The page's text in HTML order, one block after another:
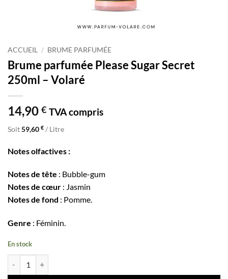
ACCUEIL / BRUME PARFUMÉE
Brume parfumée Please Sugar Secret
250ml – Volaré
14,90 € TVA compris
Soit59,60 € / Litre
Notes olfactives :
Notes de tête : Bubble-gum
Notes de cœur : Jasmin
Notes de fond : Pomme.
Genre : Féminin.
En stock